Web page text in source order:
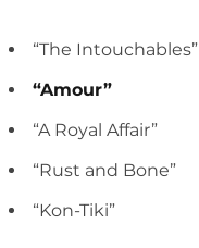
“The Intouchables”
“Amour”
“A Royal Affair”
“Rust and Bone”
“Kon-Tiki”